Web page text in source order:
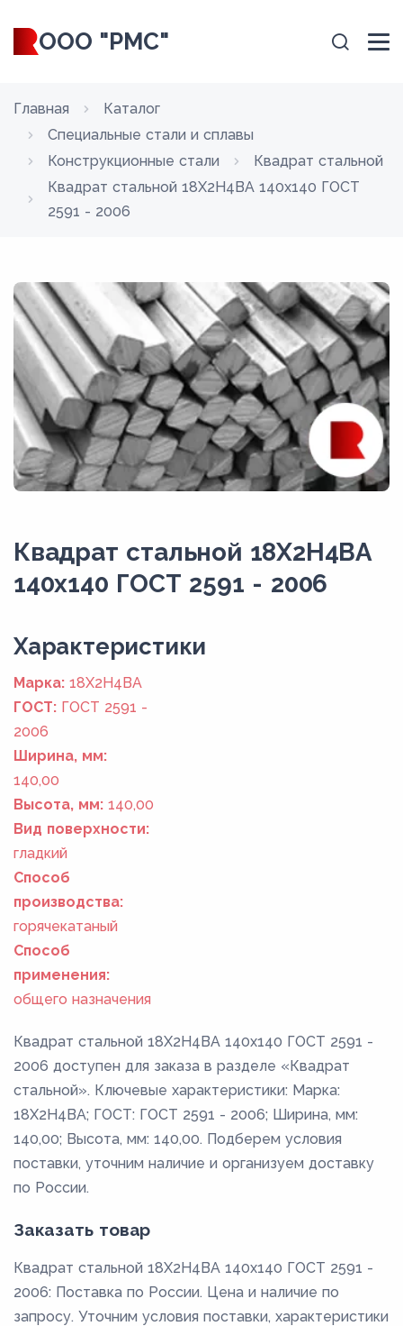
ООО "РМС"
Главная
Каталог
Специальные стали и сплавы
Конструкционные стали
Квадрат стальной
Квадрат стальной 18Х2Н4ВА 140x140 ГОСТ
2591 - 2006
Квадрат стальной 18Х2Н4ВА
140x140 ГОСТ 2591 - 2006
Xарактеристики
Марка: 18Х2Н4ВА
ГОСТ: ГОСТ 2591 -
2006
Ширина, мм:
140,00
Высота, мм: 140,00
Вид поверхности:
гладкий
Способ
производства:
горячекатаный
Способ
применения:
общего назначения
Квадрат стальной 18Х2Н4ВА 140x140 ГОСТ 2591 -
2006 доступен для заказа в разделе «Квадрат
стальной». Ключевые характеристики: Марка:
18Х2Н4ВА; ГОСТ: ГОСТ 2591 - 2006; Ширина, мм:
140,00; Высота, мм: 140,00. Подберем условия
поставки, уточним наличие и организуем доставку
по России.
Заказать товар
Квадрат стальной 18Х2Н4ВА 140x140 ГОСТ 2591 -
2006: Поставка по России. Цена и наличие по
запросу. Уточним условия поставки, характеристики